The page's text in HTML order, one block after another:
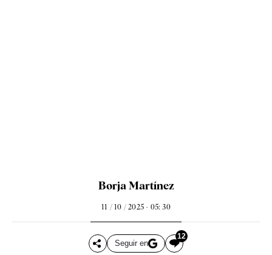
Borja Martínez
11 / 10 / 2025 - 05: 30
Seguir en
12